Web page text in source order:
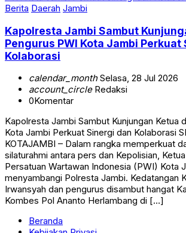
Berita Daerah Jambi
Kapolresta Jambi Sambut
Pengurus PWI Kota Jambi Perkuat
Kolaborasi
calendar_monthSelasa, 28 Jul 2026
account_circleRedaksi
0Komentar
Kapolresta Jambi Sambut Kunjungan Ketua
Kota Jambi Perkuat Sinergi dan Kolaborasi
KOTAJAMBI – Dalam rangka memperkuat
silaturahmi antara pers dan Kepolisian,
Persatuan Wartawan Indonesia (PWI) Kota
menyambangi Polresta Jambi. Kedatangan
Irwansyah dan pengurus disambut hangat
Kombes Pol Ananto Herlambang di […]
Beranda